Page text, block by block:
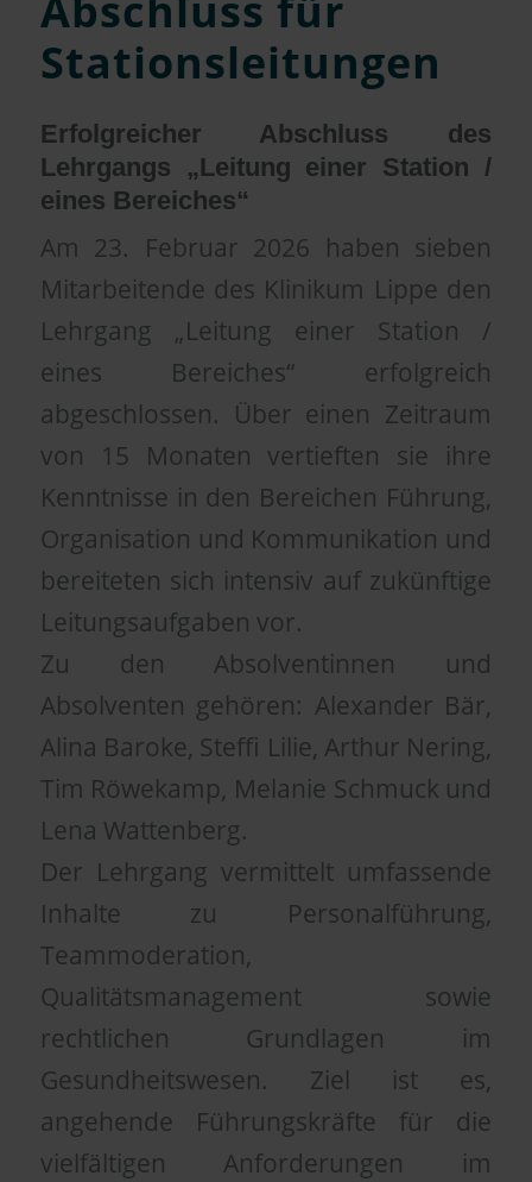
Stationsleitungen
Erfolgreicher Abschluss des
Lehrgangs „Leitung einer Station /
eines Bereiches“
Am 23. Februar 2026 haben sieben
Mitarbeitende des Klinikum Lippe den
Lehrgang „Leitung einer Station /
eines Bereiches“ erfolgreich
abgeschlossen. Über einen Zeitraum
von 15 Monaten vertieften sie ihre
Kenntnisse in den Bereichen Führung,
Organisation und Kommunikation und
bereiteten sich intensiv auf zukünftige
Leitungsaufgaben vor.
Zu den Absolventinnen und
Absolventen gehören: Alexander Bär,
Alina Baroke, Steffi Lilie, Arthur Nering,
Tim Röwekamp, Melanie Schmuck und
Lena Wattenberg.
Der Lehrgang vermittelt umfassende
Inhalte zu Personalführung,
Teammoderation,
Qualitätsmanagement sowie
rechtlichen Grundlagen im
Gesundheitswesen. Ziel ist es,
angehende Führungskräfte für die
vielfältigen Anforderungen im